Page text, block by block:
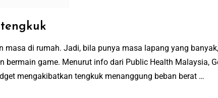
masa di rumah. Jadi, bila punya masa lapang yang
bermain game. Menurut info dari Public Health Malaysia,
mengakibatkan tengkuk menanggung beban berat …